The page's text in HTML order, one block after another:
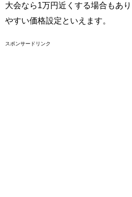
大会なら1万円近くする場合もあ
やすい価格設定といえます。
スポンサードリンク